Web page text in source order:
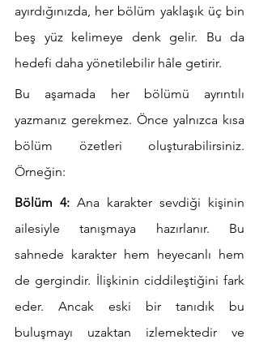
ayırdığınızda, her bölüm yaklaşık üç bin
beş yüz kelimeye denk gelir. Bu da
hedefi daha yönetilebilir hâle getirir.
Bu aşamada her bölümü ayrıntılı
yazmanız gerekmez. Önce yalnızca kısa
bölüm özetleri oluşturabilirsiniz.
Örneğin:
Bölüm 4: Ana karakter sevdiği kişinin
ailesiyle tanışmaya hazırlanır. Bu
sahnede karakter hem heyecanlı hem
de gergindir. İlişkinin ciddileştiğini fark
eder. Ancak eski bir tanıdık bu
buluşmayı uzaktan izlemektedir ve